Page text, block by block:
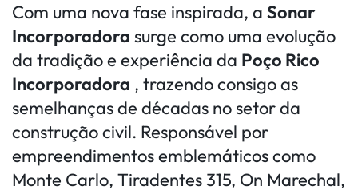
Com uma nova fase inspirada, a Sonar
Incorporadora surge como uma evolução
da tradição e experiência da Poço Rico
Incorporadora , trazendo consigo as
semelhanças de décadas no setor da
construção civil. Responsável por
empreendimentos emblemáticos como
Monte Carlo, Tiradentes 315, On Marechal,